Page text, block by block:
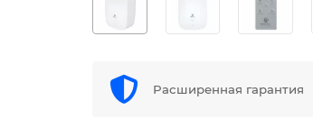
Расширенная гарантия